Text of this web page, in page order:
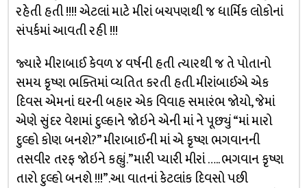
રહેતી હતી !!!! એટલાં માટે મીરાં બચપણથી જ ધાર્મિક લોકોનાં
સંપર્કમાં આવતી રહી !!!
જ્યારે મીરાબાઈ કેવળ ૪ વર્ષની હતી ત્યારથી જ તે પોતાનો
સમય કૃષ્ણ ભક્તિમાં વ્યતિત કરતી હતી. મીરાંબાઈએ એક
દિવસ એમનાં ઘરની બહાર એક વિવાહ સમારંભ જોયો, જેમાં
એણે સુંદર વેશમાં દુલ્હાને જોઇને એની માં ને પૂછ્યું “માં મારો
દુલ્હો કોણ બનશે?” મીરાબાઈની માં એ કૃષ્ણ ભગવાનની
તસવીર તરફ જોઇને કહ્યું.”મારી પ્યારી મીરાં ….. ભગવાન કૃષ્ણ
તારો દુલ્હો બનશે !!!”.આ વાતનાં કેટલાંક દિવસો પછી